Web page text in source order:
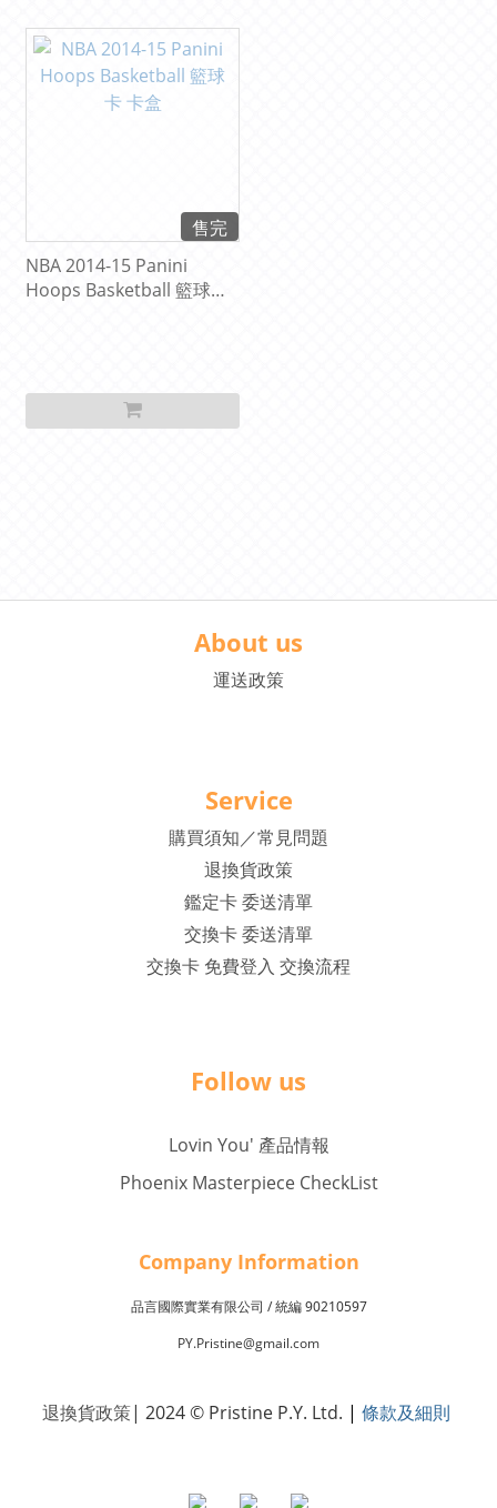
售完
NBA 2014-15 Panini
Hoops Basketball 籃球卡
About us
運送政策
Service
購買須知／常見問題
退換貨政策
鑑定卡 委送清單
交換卡 委送清單
交換卡 免費登入 交換流程
Follow us
Lovin You' 產品情報
Phoenix Masterpiece CheckList
Company Information
品言國際實業有限公司 /統編90210597
PY.Pristine@gmail.com
退換貨政策| 2024 © Pristine P.Y. Ltd. | 條款及細則